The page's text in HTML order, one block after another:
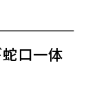
口一体